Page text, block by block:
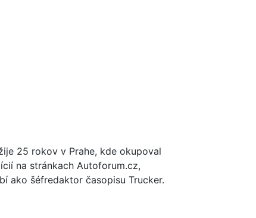
25 rokov v Prahe, kde okupoval
na stránkach Autoforum.cz,
ako šéfredaktor časopisu Trucker.